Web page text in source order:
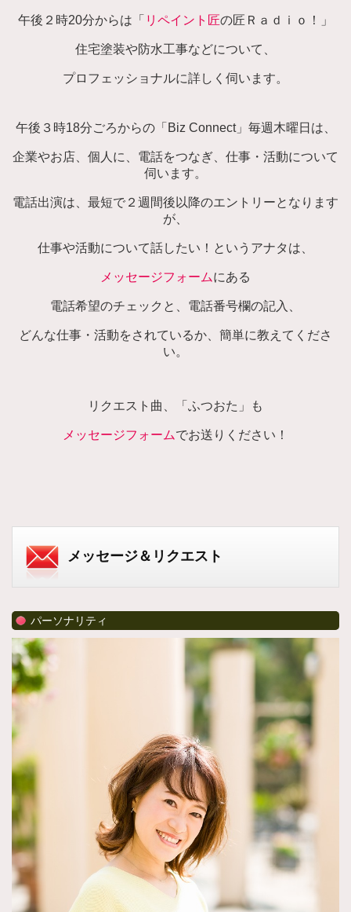
午後２時20分からは「 リペイント匠の匠Ｒａｄｉｏ！」
住宅塗装や防水工事などについて、
プロフェッショナルに詳しく伺います。
午後３時18分ごろからの「Biz Connect」毎週木曜日は、
企業やお店、個人に、電話をつなぎ、仕事・活動について
伺います。
電話出演は、最短で２週間後以降のエントリーとなります
が、
仕事や活動について話したい！というアナタは、
メッセージフォームにある
電話希望のチェックと、電話番号欄の記入、
どんな仕事・活動をされているか、簡単に教えてくださ
い。
リクエスト曲、「ふつおた」も
メッセージフォームでお送りください！
メッセージ＆リクエスト
パーソナリティ